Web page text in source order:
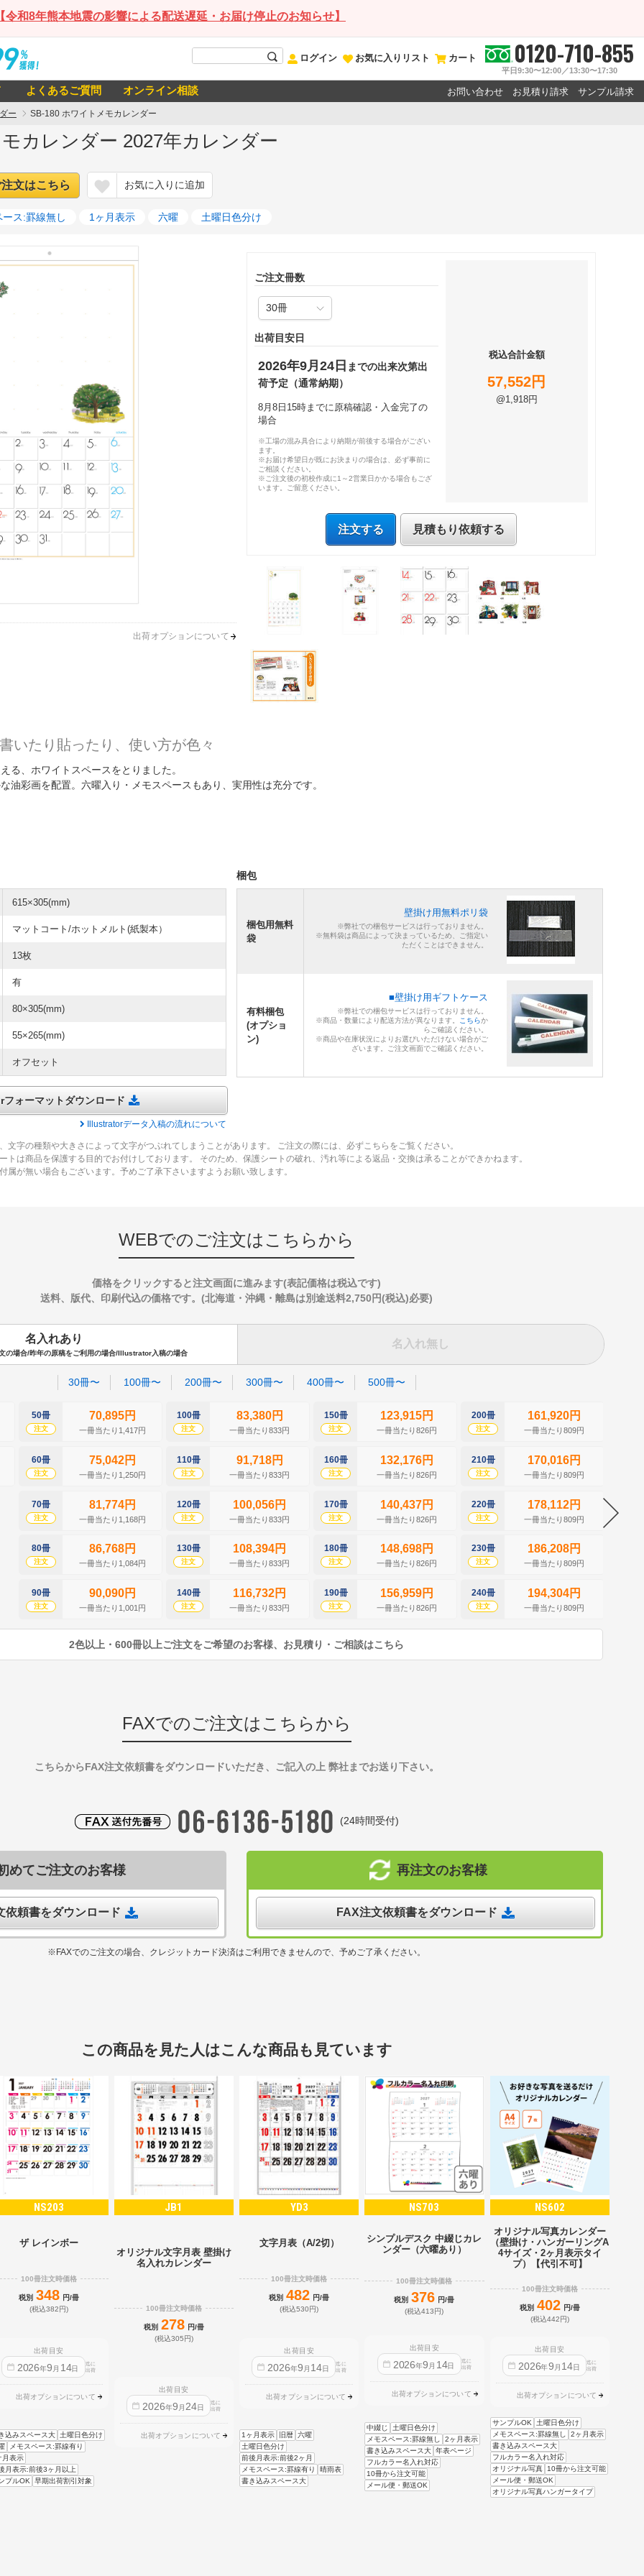
令和8年熊本地震の影響による配送遅延・お届け停止のお知らせ】
ログイン お気に入りリスト カート 0120-710-855
平日9:30〜12:00／13:30〜17:30
よくあるご質問 オンライン相談 お問い合わせ お見積り請求 サンプル請求
ー SB-180 ホワイトメモカレンダー
カレンダー 2027年カレンダー
文はこちら お気に入りに追加
ス:罫線無し 1ヶ月表示 六曜 土曜日色分け
出荷オプションについて
ご注文冊数
出荷目安日
2026年9月24日 までの出来次第出
荷予定（通常納期）
8月8日15時までに原稿確認・入金完了の
場合
※工場の混み具合により納期が前後する場合がござい
ます。
※お届け希望日が既にお決まりの場合は、必ず事前に
ご相談ください。
※ご注文後の初校作成に1～2営業日かかる場合もござ
います。ご留意ください。
税込合計金額
57,552円
@1,918円
注文する 見積もり依頼する
いたり貼ったり、使い方が色々
る、ホワイトスペースをとりました。
油彩画を配置。六曜入り・メモスペースもあり、実用性は充分です。
615×305(mm)
マットコート/ホットメルト(紙製本）
13枚
有
80×305(mm)
55×265(mm)
オフセット
ォーマットダウンロード
Illustratorデータ入稿の流れについて
梱包
梱包用無料
袋
壁掛け用無料ポリ袋
※弊社での梱包サービスは行っておりません。
※無料袋は商品によって決まっているため、ご指定い
ただくことはできません。
有料梱包
(オプショ
ン)
■壁掛け用ギフトケース
※弊社での梱包サービスは行っておりません。
※商品・数量により配送方法が異なります。
こちらか
らご確認ください。
※商品や在庫状況によりお選びいただけない場合がご
ざいます。ご注文画面でご確認ください。
字の種類や大きさによって文字がつぶれてしまうことがあります。 ご注文の際には、必ずこちらをご覧ください。
は商品を保護する目的でお付けしております。 そのため、保護シートの破れ、汚れ等による返品・交換は承ることができかねます。
属が無い場合もございます。予めご了承下さいますようお願い致します。
WEBでのご注文はこちらから
価格をクリックすると注文画面に進みます(表記価格は税込です)
送料、版代、印刷代込の価格です。(北海道・沖縄・離島は別途送料2,750円(税込)必要)
名入れあり
の場合/昨年の原稿をご利用の場合/Illustrator入稿の場合
名入れ無し
30冊〜 100冊〜 200冊〜 300冊〜 400冊〜 500冊〜
50冊
注文
70,895円
一冊当たり1,417円
60冊
注文
75,042円
一冊当たり1,250円
70冊
注文
81,774円
一冊当たり1,168円
80冊
注文
86,768円
一冊当たり1,084円
90冊
注文
90,090円
一冊当たり1,001円
100冊
注文
83,380円
一冊当たり833円
110冊
注文
91,718円
一冊当たり833円
120冊
注文
100,056円
一冊当たり833円
130冊
注文
108,394円
一冊当たり833円
140冊
注文
116,732円
一冊当たり833円
150冊
注文
123,915円
一冊当たり826円
160冊
注文
132,176円
一冊当たり826円
170冊
注文
140,437円
一冊当たり826円
180冊
注文
148,698円
一冊当たり826円
190冊
注文
156,959円
一冊当たり826円
200冊
注文
161,920円
一冊当たり809円
210冊
注文
170,016円
一冊当たり809円
220冊
注文
178,112円
一冊当たり809円
230冊
注文
186,208円
一冊当たり809円
240冊
注文
194,304円
一冊当たり809円
2色以上・600冊以上ご注文をご希望のお客様、お見積り・ご相談はこちら
FAXでのご注文はこちらから
こちらからFAX注文依頼書をダウンロードいただき、ご記入の上 弊社までお送り下さい。
(24時間受付)
めてご注文のお客様
依頼書をダウンロード
再注文のお客様
FAX注文依頼書をダウンロード
※FAXでのご注文の場合、クレジットカード決済はご利用できませんので、予めご了承ください。
この商品を見た人はこんな商品も見ています
NS203
ザ レインボー
100冊注文時価格
税別 348 円/冊
(税込382円)
出荷目安
2026年9 月 14日
迄に
出荷
出荷オプションについて
込みスペース大
土曜日色分け
メモスペース:罫線有り
月表示
月表示:前後3ヶ月以上
プルOK
早期出荷割引対象
JB1
オリジナル文字月表 壁掛け
名入れカレンダー
100冊注文時価格
税別 278 円/冊
(税込305円)
出荷目安
2026年9 月 24日
迄に
出荷
出荷オプションについて
YD3
文字月表（A/2切）
100冊注文時価格
税別 482 円/冊
(税込530円)
出荷目安
2026年9 月 14日
迄に
出荷
出荷オプションについて
1ヶ月表示 旧暦 六曜
土曜日色分け
前後月表示:前後2ヶ月
メモスペース:罫線有り
晴雨表
書き込みスペース大
NS703
シンプルデスク 中綴じカレ
ンダー（六曜あり）
100冊注文時価格
税別 376 円/冊
(税込413円)
出荷目安
2026年9 月 14日
迄に
出荷
出荷オプションについて
中綴じ
土曜日色分け
メモスペース:罫線無し
2ヶ月表示
書き込みスペース大 年表ページ
フルカラー名入れ対応
10冊から注文可能
メール便・郵送OK
NS602
オリジナル写真カレンダー
（壁掛け・ハンガーリングA
4サイズ・2ヶ月表示タイ
プ）【代引不可】
100冊注文時価格
税別 402 円/冊
(税込442円)
出荷目安
2026年9 月 14日
迄に
出荷
出荷オプションについて
サンプルOK 土曜日色分け
メモスペース:罫線無し
2ヶ月表示
書き込みスペース大
フルカラー名入れ対応
オリジナル写真 10冊から注文可能
メール便・郵送OK
オリジナル写真ハンガータイプ